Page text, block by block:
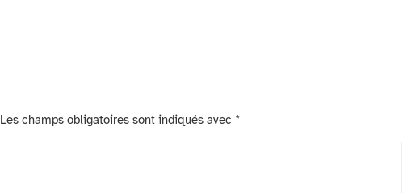
Les champs obligatoires sont indiqués avec *